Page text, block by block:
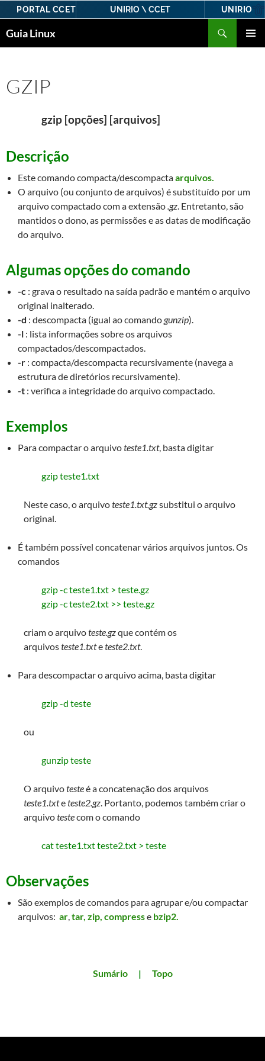
PORTAL CCET UNIRIO \ CCET UNIRIO
para
Guia Linux
GZIP
gzip [opções] [arquivos]
Descrição
Este comando compacta/descompactaarquivos.
O arquivo (ou conjunto de arquivos) é substituído por um
arquivo compactado com a extensão.gz. Entretanto, são
mantidos o dono, as permissões e as datas de modificação
do arquivo.
Algumas opções do comando
-c : grava o resultado na saída padrão e mantém o arquivo
original inalterado.
-d : descompacta (igual ao comando gunzip).
-l : lista informações sobre os arquivos
compactados/descompactados.
-r : compacta/descompacta recursivamente (navega a
estrutura de diretórios recursivamente).
-t : verifica a integridade do arquivo compactado.
Exemplos
Para compactar o arquivoteste1.txt, basta digitar
gzip teste1.txt
Neste caso, o arquivoteste1.txt.gzsubstitui o arquivo
original.
É também possível concatenar vários arquivos juntos. Os
comandos
gzip -c teste1.txt > teste.gz
gzip -c teste2.txt >> teste.gz
criam o arquivoteste.gzque contém os
arquivosteste1.txteteste2.txt.
Para descompactar o arquivo acima, basta digitar
gzip -d teste
ou
gunzip teste
O arquivotesteé a concatenação dos arquivos
teste1.txteteste2.gz. Portanto, podemos também criar o
arquivotestecom o comando
cat teste1.txt teste2.txt > teste
Observações
São exemplos de comandos para agrupar e/ou compactar
arquivos: ar,tar, zip, compresse bzip2.
Sumário | Topo